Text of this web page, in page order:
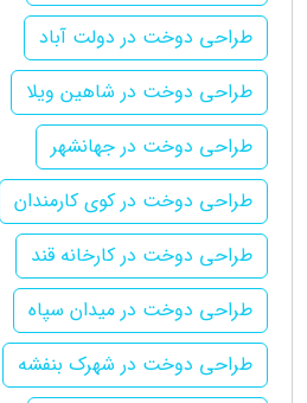
طراحی دوخت در دولت آباد
طراحی دوخت در شاهین ویلا
طراحی دوخت در جهانشهر
طراحی دوخت در کوی کارمندان
طراحی دوخت در کارخانه قند
طراحی دوخت در میدان سپاه
طراحی دوخت در شهرک بنفشه